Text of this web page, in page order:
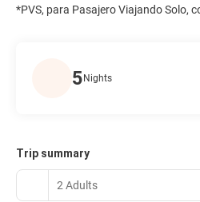
*PVS, para Pasajero Viajando Solo,
5 Nights
Trip summary
2 Adults